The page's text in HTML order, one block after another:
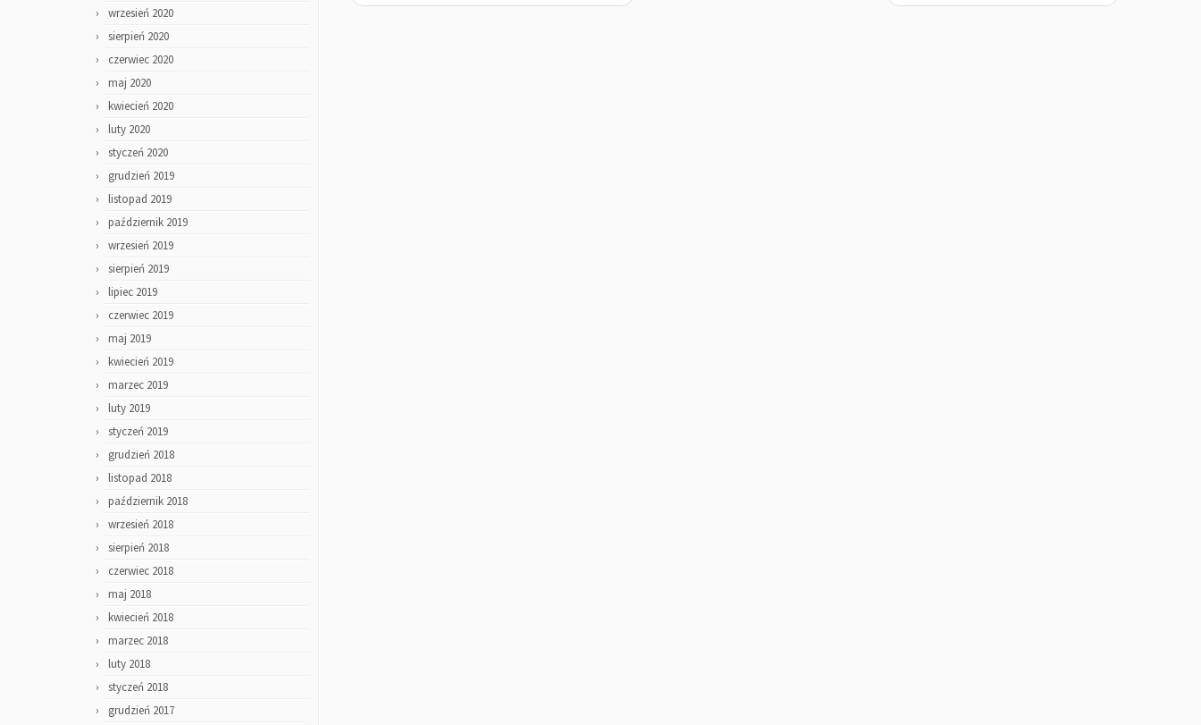
wrzesień 2020
sierpień 2020
czerwiec 2020
maj 2020
kwiecień 2020
luty 2020
styczeń 2020
grudzień 2019
listopad 2019
październik 2019
wrzesień 2019
sierpień 2019
lipiec 2019
czerwiec 2019
maj 2019
kwiecień 2019
marzec 2019
luty 2019
styczeń 2019
grudzień 2018
listopad 2018
październik 2018
wrzesień 2018
sierpień 2018
czerwiec 2018
maj 2018
kwiecień 2018
marzec 2018
luty 2018
styczeń 2018
grudzień 2017